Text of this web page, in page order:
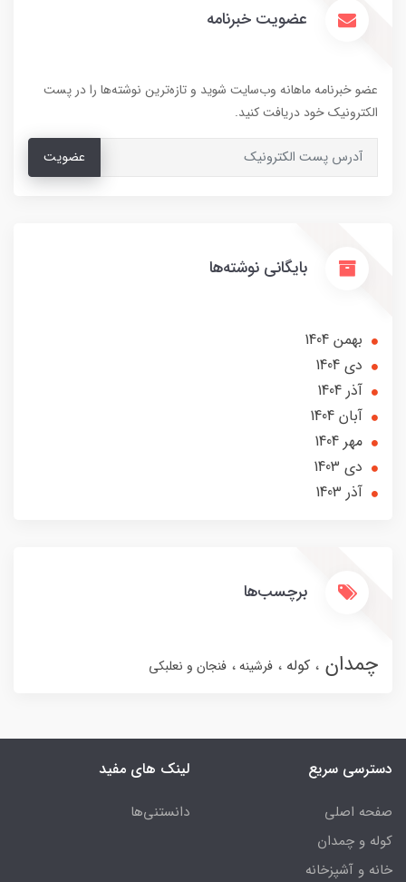
عضویت خبرنامه
عضو خبرنامه ماهانه وب‌سایت شوید و تازه‌ترین نوشته‌ها را در پست
الکترونیک خود دریافت کنید.
عضویت
بایگانی نوشته‌ها
بهمن 1404
دی 1404
آذر 1404
آبان 1404
مهر 1404
دی 1403
آذر 1403
برچسب‌ها
چمدان کوله فرشینه فنجان و نعلبکی
دسترسی سریع
صفحه اصلی
کوله و چمدان
خانه و آشپزخانه
لینک های مفید
دانستنی‌ها